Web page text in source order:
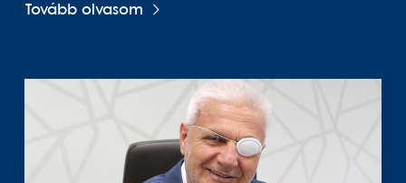
Tovább olvasom